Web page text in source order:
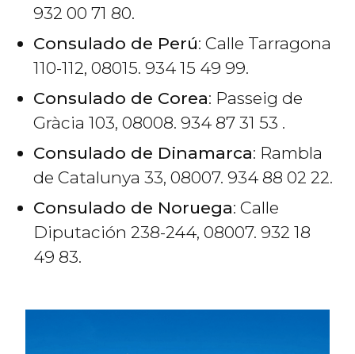
932 00 71 80.
Consulado de Perú: Calle Tarragona
110-112, 08015. 934 15 49 99.
Consulado de Corea: Passeig de
Gràcia 103, 08008. 934 87 31 53 .
Consulado de Dinamarca: Rambla
de Catalunya 33, 08007. 934 88 02 22.
Consulado de Noruega: Calle
Diputación 238-244, 08007. 932 18
49 83.